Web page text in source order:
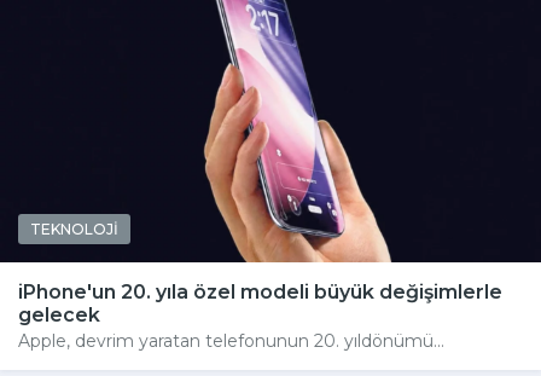
TEKNOLOJİ
iPhone'un 20. yıla özel modeli büyük değişimlerle
gelecek
Apple, devrim yaratan telefonunun 20. yıldönümü...